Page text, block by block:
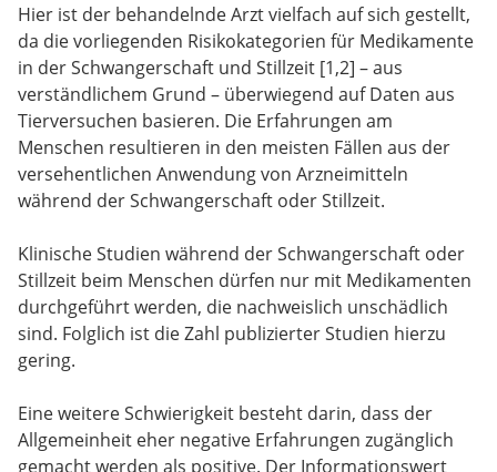
Hier ist der behandelnde Arzt vielfach auf sich gestellt,
da die vorliegenden Risikokategorien für Medikamente
in der Schwangerschaft und Stillzeit [1,2] – aus
verständlichem Grund – überwiegend auf Daten aus
Tierversuchen basieren. Die Erfahrungen am
Menschen resultieren in den meisten Fällen aus der
versehentlichen Anwendung von Arzneimitteln
während der Schwangerschaft oder Stillzeit.
Klinische Studien während der Schwangerschaft oder
Stillzeit beim Menschen dürfen nur mit Medikamenten
durchgeführt werden, die nachweislich unschädlich
sind. Folglich ist die Zahl publizierter Studien hierzu
gering.
Eine weitere Schwierigkeit besteht darin, dass der
Allgemeinheit eher negative Erfahrungen zugänglich
gemacht werden als positive. Der Informationswert